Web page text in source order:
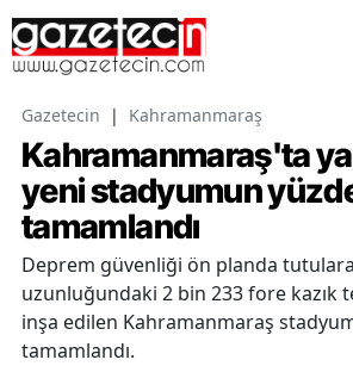
Gazetecin | Kahramanmaraş
Kahramanmaraş'ta
yeni stadyumun
tamamlandı
Deprem güvenliği ön planda
uzunluğundaki 2 bin 233 fore kazık
inşa edilen Kahramanmaraş
tamamlandı.